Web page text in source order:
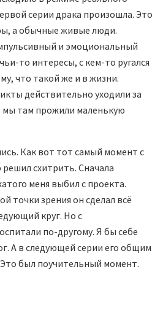
серии драка произошла. Это
а обычные живые люди.
и эмоциональный
то интересы, с кем-то ругался
что такой же и в жизни.
действительно уходили за
мы там прожили маленькую
Как вот тот самый момент с
схитрить. Сначала
меня выбил с проекта.
точки зрения он сделал всё
круг. Но с
по-другому. Я бы себе
А в следующей серии его общим
был поучительный момент.